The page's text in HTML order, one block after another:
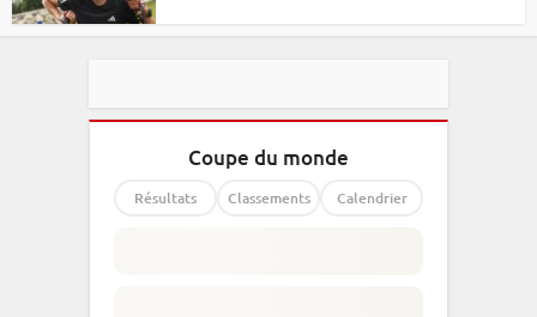
Coupe du monde
Résultats Classements Calendrier